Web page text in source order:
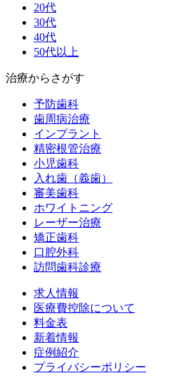
20代
30代
40代
50代以上
治療からさがす
予防歯科
歯周病治療
インプラント
精密根管治療
小児歯科
入れ歯（義歯）
審美歯科
ホワイトニング
レーザー治療
矯正歯科
口腔外科
訪問歯科診療
求人情報
医療費控除について
料金表
新着情報
症例紹介
プライバシーポリシー